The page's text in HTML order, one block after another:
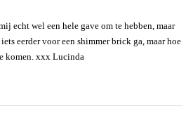
echt wel een hele gave om te hebben, maar
eerder voor een shimmer brick ga, maar hoe
komen. xxx Lucinda